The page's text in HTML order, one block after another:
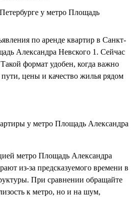
у метро Площадь
по аренде квартир в Санкт-
Александра Невского 1. Сейчас
формат удобен, когда важно
цены и качество жилья рядом
у метро Площадь Александра
метро Площадь Александра
из-за предсказуемого времени в
При сравнении обращайте
к метро, но и на шум,